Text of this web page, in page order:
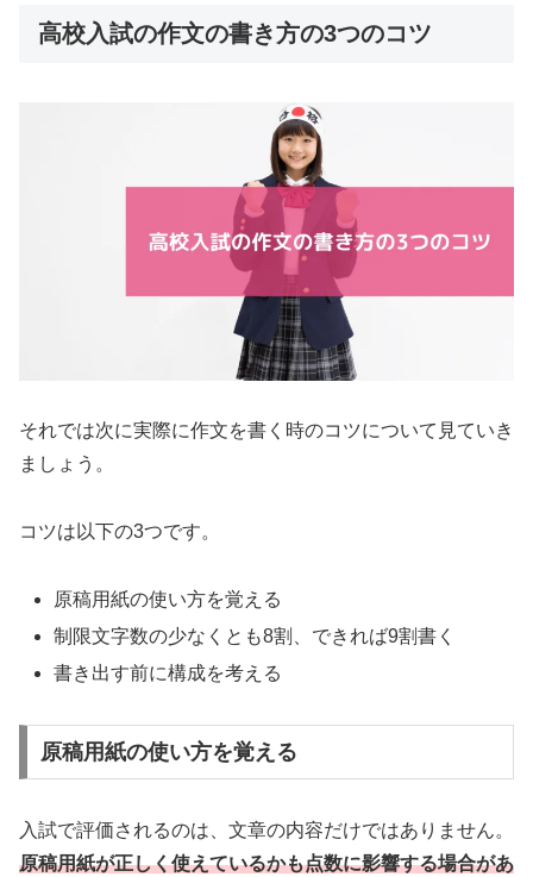
高校入試の作文の書き方の3つのコツ
それでは次に実際に作文を書く時のコツについて見ていき
ましょう。
コツは以下の3つです。
原稿用紙の使い方を覚える
制限文字数の少なくとも8割、できれば9割書く
書き出す前に構成を考える
原稿用紙の使い方を覚える
入試で評価されるのは、文章の内容だけではありません。
原稿用紙が正しく使えているかも点数に影響する場合があ